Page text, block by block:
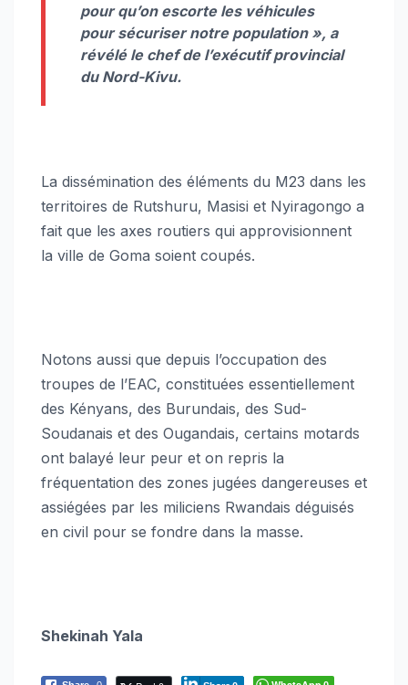
pour qu’on escorte les véhicules
pour sécuriser notre population », a
révélé le chef de l’exécutif provincial
du Nord-Kivu.
La dissémination des éléments du M23 dans les
territoires de Rutshuru, Masisi et Nyiragongo a
fait que les axes routiers qui approvisionnent
la ville de Goma soient coupés.
Notons aussi que depuis l’occupation des
troupes de l’EAC, constituées essentiellement
des Kényans, des Burundais, des Sud-
Soudanais et des Ougandais, certains motards
ont balayé leur peur et on repris la
fréquentation des zones jugées dangereuses et
assiégées par les miliciens Rwandais déguisés
en civil pour se fondre dans la masse.
Shekinah Yala